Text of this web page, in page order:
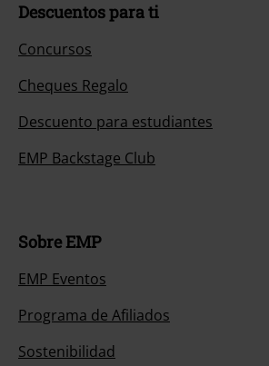
Descuentos para ti
Concursos
Cheques Regalo
Descuento para estudiantes
EMP Backstage Club
Sobre EMP
EMP Eventos
Programa de Afiliados
Sostenibilidad